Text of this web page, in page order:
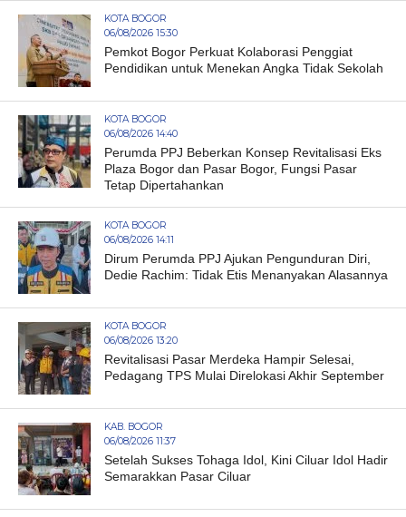
KOTA BOGOR
06/08/2026 15:30
Pemkot Bogor Perkuat Kolaborasi Penggiat
Pendidikan untuk Menekan Angka Tidak Sekolah
KOTA BOGOR
06/08/2026 14:40
Perumda PPJ Beberkan Konsep Revitalisasi Eks
Plaza Bogor dan Pasar Bogor, Fungsi Pasar
Tetap Dipertahankan
KOTA BOGOR
06/08/2026 14:11
Dirum Perumda PPJ Ajukan Pengunduran Diri,
Dedie Rachim: Tidak Etis Menanyakan Alasannya
KOTA BOGOR
06/08/2026 13:20
Revitalisasi Pasar Merdeka Hampir Selesai,
Pedagang TPS Mulai Direlokasi Akhir September
KAB. BOGOR
06/08/2026 11:37
Setelah Sukses Tohaga Idol, Kini Ciluar Idol Hadir
Semarakkan Pasar Ciluar